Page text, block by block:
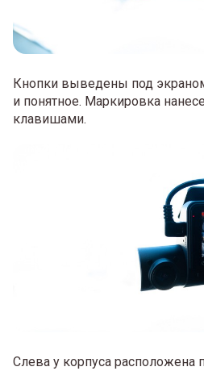
Кнопки выведены под
и понятное. Маркировка
клавишами.
Слева у корпуса расположена